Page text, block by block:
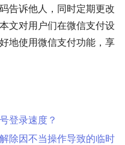
告诉他人，同时定期更改
文对用户们在微信支付设
地使用微信支付功能，享
登录速度？
除因不当操作导致的临时